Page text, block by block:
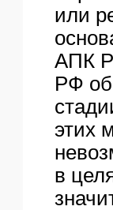
или
АПК
РФ
этих
в